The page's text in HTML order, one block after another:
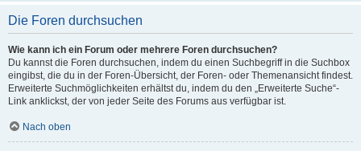
Die Foren durchsuchen
Wie kann ich ein Forum oder mehrere Foren durchsuchen?
Du kannst die Foren durchsuchen, indem du einen Suchbegriff in die Suchbox
eingibst, die du in der Foren-Übersicht, der Foren- oder Themenansicht findest.
Erweiterte Suchmöglichkeiten erhältst du, indem du den „Erweiterte Suche“-
Link anklickst, der von jeder Seite des Forums aus verfügbar ist.
Nach oben